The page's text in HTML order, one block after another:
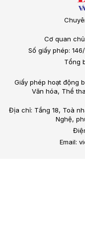
Cơ quan
Số giấy phép:
Tổng
Giấy phép hoạt động
Văn hóa, Thể
Địa chỉ: Tầng 18, Toà
Nghệ,
Email: